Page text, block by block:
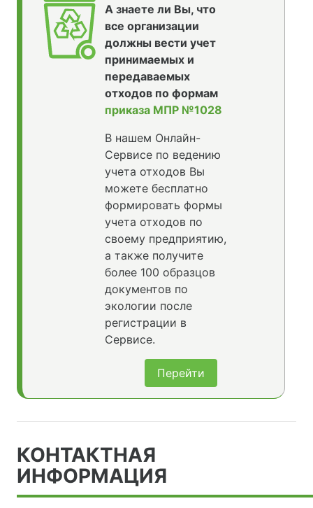
А знаете ли Вы, что
все организации
должны вести учет
принимаемых и
передаваемых
отходов по формам
приказа МПР №1028
В нашем Онлайн-
Сервисе по ведению
учета отходов Вы
можете бесплатно
формировать формы
учета отходов по
своему предприятию,
а также получите
более 100 образцов
документов по
экологии после
регистрации в
Сервисе.
Перейти
КОНТАКТНАЯ
ИНФОРМАЦИЯ